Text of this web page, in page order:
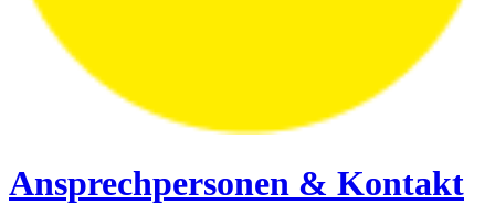
Ansprechpersonen & Kontakt